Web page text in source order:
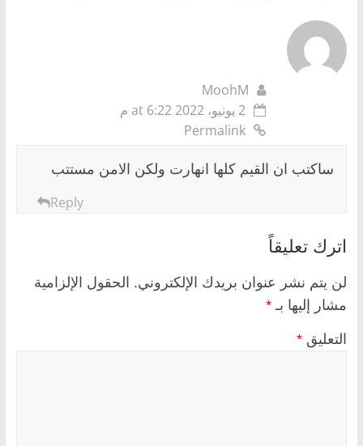
MoohM
2 يونيو، 2022 at 6:22 م
Permalink
ساكتب ان القيم كلها انهارت ولكن الامن مستتب
Reply
اترك تعليقاً
لن يتم نشر عنوان بريدك الإلكتروني. الحقول الإلزامية
مشار إليها بـ *
التعليق *